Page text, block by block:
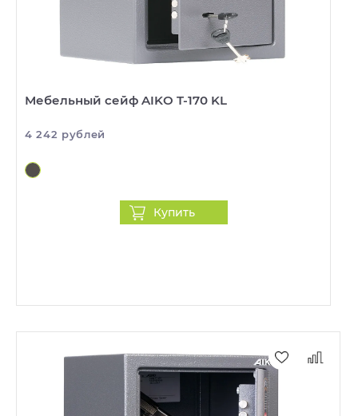
Мебельный сейф AIKO T-170 KL
4 242 рублей
Купить